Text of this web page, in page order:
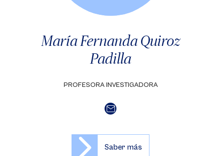
María Fernanda Quiroz
Padilla
PROFESORA INVESTIGADORA
Saber más